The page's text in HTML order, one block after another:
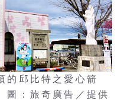
的邱比特之愛心箭
：旅奇廣告／提供